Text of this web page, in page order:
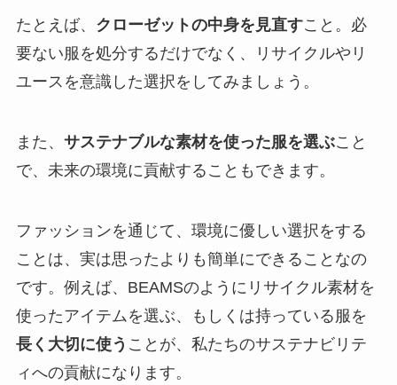
たとえば、 クローゼットの中身を見直すこと。必
要ない服を処分するだけでなく、リサイクルやリ
ユースを意識した選択をしてみましょう。
また、 サステナブルな素材を使った服を選ぶこと
で、未来の環境に貢献することもできます。
ファッションを通じて、環境に優しい選択をする
ことは、実は思ったよりも簡単にできることなの
です。例えば、BEAMSのようにリサイクル素材を
使ったアイテムを選ぶ、もしくは持っている服を
長く大切に使う ことが、私たちのサステナビリテ
ィへの貢献になります。